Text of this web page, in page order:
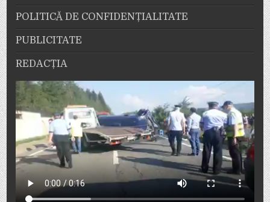
POLITICĂ DE CONFIDENȚIALITATE
PUBLICITATE
REDACȚIA